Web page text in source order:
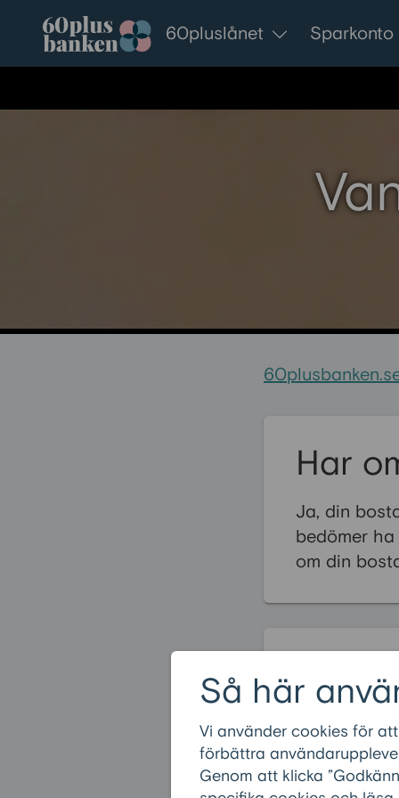
Så här
Vi använder cookies för
förbättra
Genom att klicka
Gå till innehållet
60pluslånet Sparkonto
Har
Ja, din
bedömer
om din
Hur mycket
Hur kan